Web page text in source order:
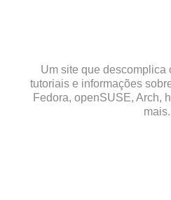
Um site que descomplica
tutoriais e informações
Fedora, openSUSE, Arch,
mais.